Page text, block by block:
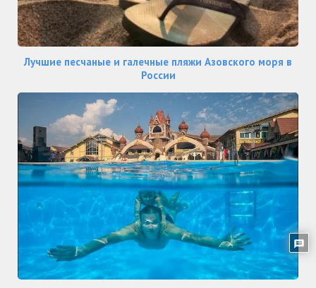
Лучшие песчаные и галечные пляжи Азовского моря в
России